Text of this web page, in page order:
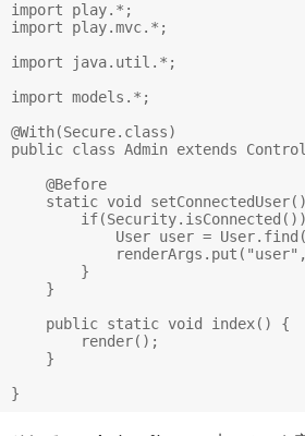
import play.*;
import play.mvc.*;
import java.util.*;
import models.*;
@With(Secure.class)
public class Admin extends
    @Before
static void
User user =
        }
    }
    public static void index() {
        render();
    }